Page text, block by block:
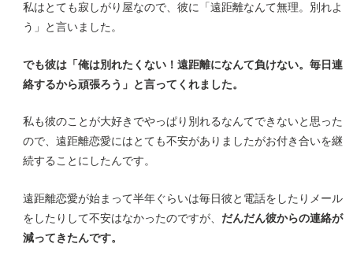
私はとても寂しがり屋なので、彼に「遠距離なんて無理。別れよ
う」と言いました。
でも彼は「俺は別れたくない！遠距離になんて負けない。毎日連
絡するから頑張ろう」と言ってくれました。
私も彼のことが大好きでやっぱり別れるなんてできないと思った
ので、遠距離恋愛にはとても不安がありましたがお付き合いを継
続することにしたんです。
遠距離恋愛が始まって半年ぐらいは毎日彼と電話をしたりメール
をしたりして不安はなかったのですが、 だんだん彼からの連絡が
減ってきたんです。